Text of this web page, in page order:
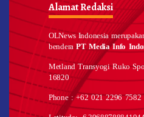
Alamat Redaksi
OLNews Indonesia
benderaPT Media Info
Metland Transyogi Ruko
16820
Phone : +62 021 2296 7582